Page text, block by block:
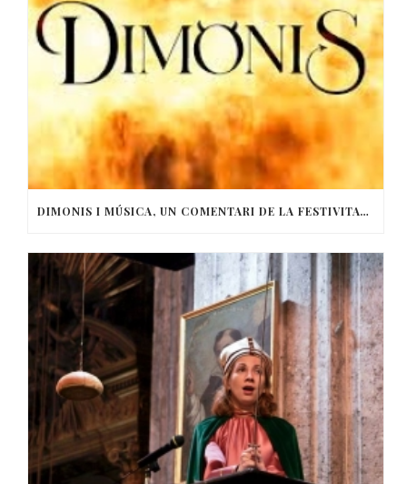
DIMONIS I MÚSICA, UN COMENTARI DE LA FESTIVITAT DE SANT ANTONI